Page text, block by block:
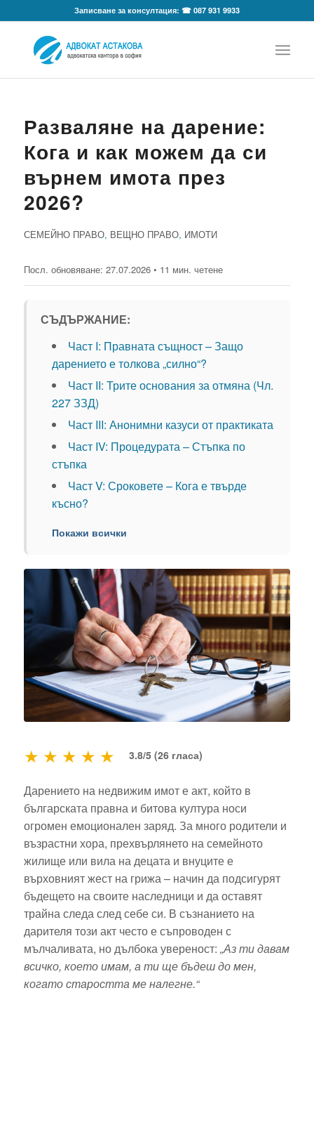
Записване за консултация: ☎ 087 931 9933
Разваляне на дарение:
Кога и как можем да си
върнем имота през
2026?
СЕМЕЙНО ПРАВО, ВЕЩНО ПРАВО, ИМОТИ
Посл. обновяване: 27.07.2026• 11 мин. четене
СЪДЪРЖАНИЕ:
Част I: Правната същност – Защо
дарението е толкова „силно“?
Част II: Трите основания за отмяна (Чл.
227 ЗЗД)
Част III: Анонимни казуси от практиката
Част IV: Процедурата – Стъпка по
стъпка
Част V: Сроковете – Кога е твърде
късно?
Покажи всички
★
★
★
★
★ 3.8/5 (26 гласа)
Дарението на недвижим имот е акт, който в
българската правна и битова култура носи
огромен емоционален заряд. За много родители и
възрастни хора, прехвърлянето на семейното
жилище или вила на децата и внуците е
върховният жест на грижа – начин да подсигурят
бъдещето на своите наследници и да оставят
трайна следа след себе си. В съзнанието на
дарителя този акт често е съпроводен с
мълчаливата, но дълбока увереност: „Аз ти давам
всичко, което имам, а ти ще бъдеш до мен,
когато старостта ме налегне.“